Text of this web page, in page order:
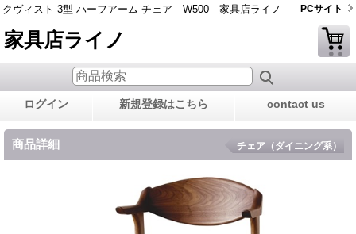
クヴィスト 3型 ハーフアーム チェア W500 家具店ライノ PCサイト
家具店ライノ
ログイン 新規登録はこちら contact us
商品詳細 チェア（ダイニング系）